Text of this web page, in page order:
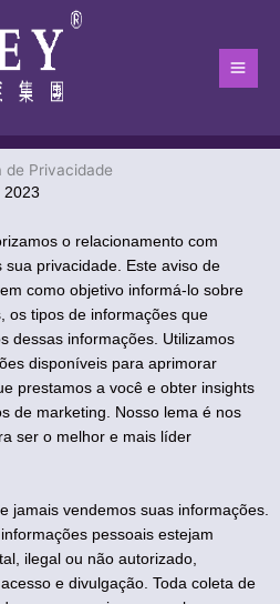
de Privacidade
2023
o relacionamento com
privacidade. Este aviso de
como objetivo informá-lo sobre
os tipos de informações que
dessas informações. Utilizamos
disponíveis para aprimorar
prestamos a você e obter insights
de marketing. Nosso lema é nos
ser o melhor e mais líder
jamais vendemos suas informações.
pessoais estejam
ilegal ou não autorizado,
e divulgação. Toda coleta de